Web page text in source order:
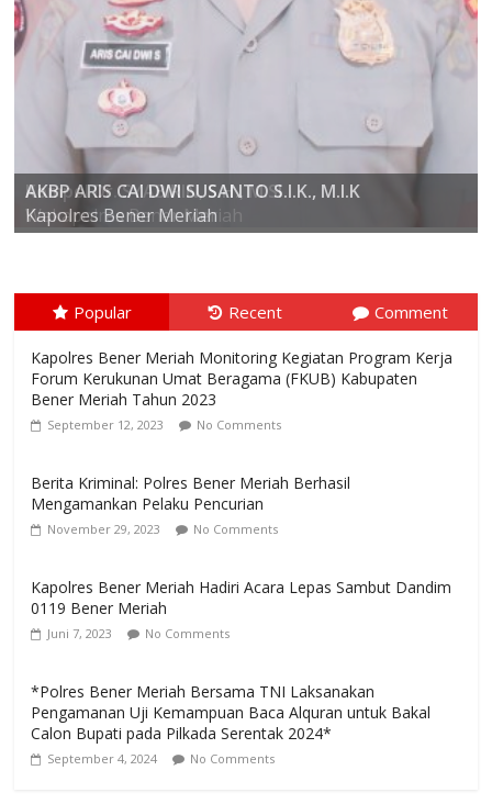
AKBP ARIS CAI DWI SUSANTO S.I.K., M.I.K
Kapolres Bener Meriah
Kompol Dr. SYABIRIN, S.H., M.SI
Popular Recent Comment
Kapolres Bener Meriah Monitoring Kegiatan Program Kerja
Forum Kerukunan Umat Beragama (FKUB) Kabupaten
Bener Meriah Tahun 2023
September 12, 2023 No Comments
Berita Kriminal: Polres Bener Meriah Berhasil
Mengamankan Pelaku Pencurian
November 29, 2023 No Comments
Kapolres Bener Meriah Hadiri Acara Lepas Sambut Dandim
0119 Bener Meriah
Juni 7, 2023 No Comments
*Polres Bener Meriah Bersama TNI Laksanakan
Pengamanan Uji Kemampuan Baca Alquran untuk Bakal
Calon Bupati pada Pilkada Serentak 2024*
September 4, 2024 No Comments